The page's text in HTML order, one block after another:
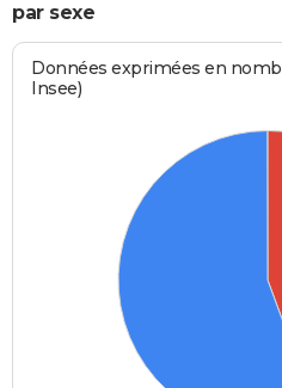
par sexe
Données exprimées en
Insee)